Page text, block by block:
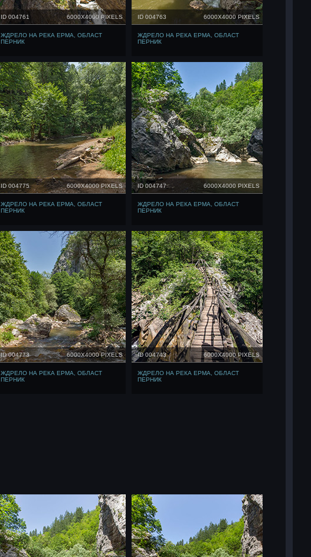
ID 004761 6000X4000 PIXELS
ЖДРЕЛО НА РЕКА ЕРМА, ОБЛАСТ
ПЕРНИК
ID 004763 6000X4000 PIXELS
ЖДРЕЛО НА РЕКА ЕРМА, ОБЛАСТ
ПЕРНИК
ID 004775 6000X4000 PIXELS
ЖДРЕЛО НА РЕКА ЕРМА, ОБЛАСТ
ПЕРНИК
ID 004747 6000X4000 PIXELS
ЖДРЕЛО НА РЕКА ЕРМА, ОБЛАСТ
ПЕРНИК
ID 004773 6000X4000 PIXELS
ЖДРЕЛО НА РЕКА ЕРМА, ОБЛАСТ
ПЕРНИК
ID 004743 6000X4000 PIXELS
ЖДРЕЛО НА РЕКА ЕРМА, ОБЛАСТ
ПЕРНИК